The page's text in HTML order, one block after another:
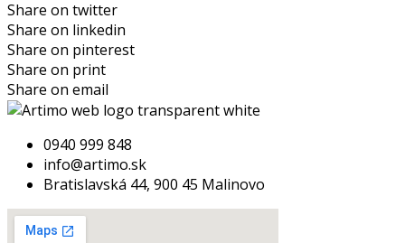
Share on twitter
Share on linkedin
Share on pinterest
Share on print
Share on email
0940 999 848
info@artimo.sk
Bratislavská 44, 900 45 Malinovo